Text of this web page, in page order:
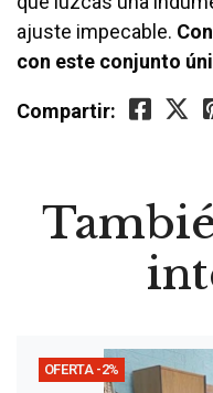
ajuste impecable.
con este conjunto
Compartir:
OFERTA -2%